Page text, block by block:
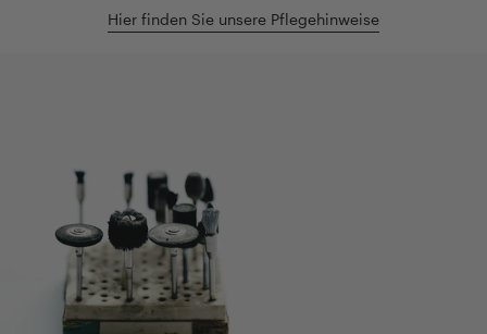
Hier finden Sie unsere Pflegehinweise